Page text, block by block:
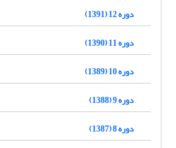
دوره 12 (1391)
دوره 11 (1390)
دوره 10 (1389)
دوره 9 (1388)
دوره 8 (1387)